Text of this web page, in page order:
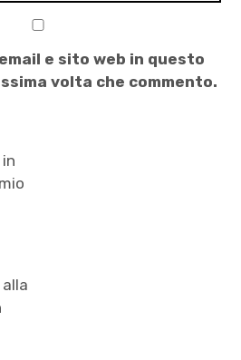
e sito web in questo
volta che commento.